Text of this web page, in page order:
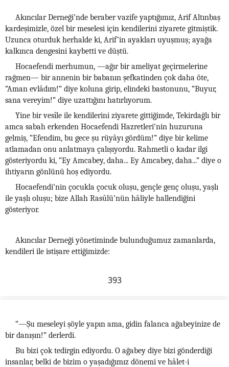
Akıncılar Derneği’nde beraber vazife yaptığımız, Arif Altınbaş
kardeşimizle, özel bir meselesi için kendilerini ziyarete gitmiştik.
Uzunca oturduk herhalde ki, Arif’in ayakları uyuşmuş; ayağa
kalkınca dengesini kaybetti ve düştü.
Hocaefendi merhumun, —ağır bir ameliyat geçirmelerine
rağmen— bir annenin bir babanın şefkatinden çok daha öte,
“Aman evlâdım!” diye koluna girip, elindeki bastonunu, “Buyur,
sana vereyim!” diye uzattığını hatırlıyorum.
Yine bir vesîle ile kendilerini ziyarete gittiğimde, Tekirdağlı bir
amca sabah erkenden Hocaefendi Hazretleri’nin huzuruna
gelmiş, “Efendim, bu gece şu rüyâyı gördüm!” diye bir kelime
atlamadan onu anlatmaya çalışıyordu. Rahmetli o kadar ilgi
gösteriyordu ki, “Ey Amcabey, daha... Ey Amcabey, daha...” diye o
ihtiyarın gönlünü hoş ediyordu.
Hocaefendi’nin çocukla çocuk oluşu, gençle genç oluşu, yaşlı
ile yaşlı oluşu; bize Allah Rasûlü’nün hâliyle hallendiğini
gösteriyor.
Akıncılar Derneği yönetiminde bulunduğumuz zamanlarda,
kendileri ile istişare ettiğimizde:
393
“—Şu meseleyi şöyle yapın ama, gidin falanca ağabeyinize de
bir danışın!” derlerdi.
Bu bizi çok tedirgin ediyordu. O ağabey diye bizi gönderdiği
insanlar, belki de bizim o yaşadığımız dönemi ve hâlet-i